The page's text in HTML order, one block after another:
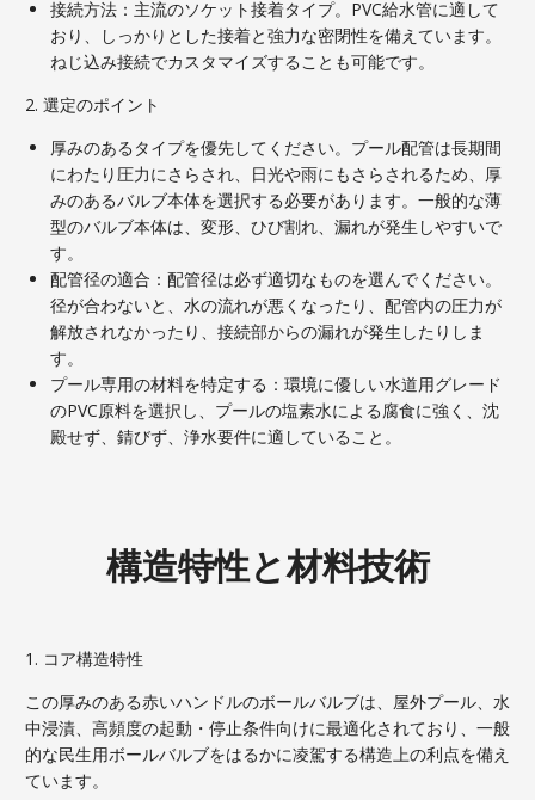
接続方法：主流のソケット接着タイプ。PVC給水管に適して
おり、しっかりとした接着と強力な密閉性を備えています。
ねじ込み接続でカスタマイズすることも可能です。
2. 選定のポイント
厚みのあるタイプを優先してください。プール配管は長期間
にわたり圧力にさらされ、日光や雨にもさらされるため、厚
みのあるバルブ本体を選択する必要があります。一般的な薄
型のバルブ本体は、変形、ひび割れ、漏れが発生しやすいで
す。
配管径の適合：配管径は必ず適切なものを選んでください。
径が合わないと、水の流れが悪くなったり、配管内の圧力が
解放されなかったり、接続部からの漏れが発生したりしま
す。
プール専用の材料を特定する：環境に優しい水道用グレード
のPVC原料を選択し、プールの塩素水による腐食に強く、沈
殿せず、錆びず、浄水要件に適していること。
構造特性と材料技術
1. コア構造特性
この厚みのある赤いハンドルのボールバルブは、屋外プール、水
中浸漬、高頻度の起動・停止条件向けに最適化されており、一般
的な民生用ボールバルブをはるかに凌駕する構造上の利点を備え
ています。